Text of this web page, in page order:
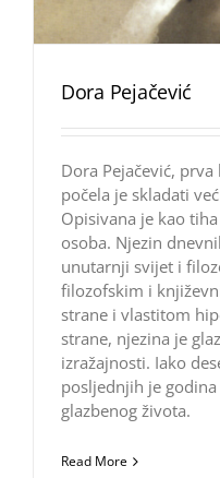
Dora Pejačević
Dora Pejačević,
počela je skladati
Opisivana je kao
osoba. Njezin
unutarnji svijet i
filozofskim i
strane i vlastitom
strane, njezina je
izražajnosti. Iako
posljednjih je
glazbenog života.
Read More